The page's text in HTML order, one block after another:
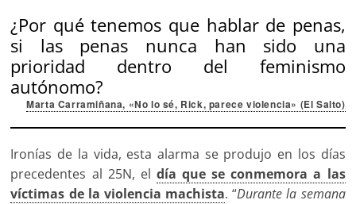
¿Por qué tenemos que hablar de penas,
si las penas nunca han sido una
prioridad dentro del feminismo
autónomo?
Marta Carramiñana, «No lo sé, Rick, parece violencia» (El Salto)
Ironías de la vida, esta alarma se produjo en los días
precedentes al 25N, el día que se conmemora a las
víctimas de la violencia machista. “Durante la semana